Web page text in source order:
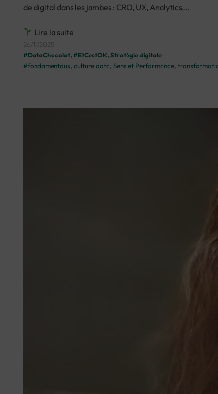
de digital dans les jambes : CRO, UX, Analytics,…
Lire la suite
26/11/2025
#DataChocolat, #EtCestOK, Stratégie digitale
#fondamentaux, culture data, Sens et Performance,